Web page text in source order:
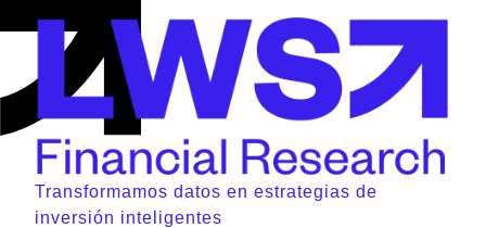
Transformamos datos en estrategias de
inversión inteligentes